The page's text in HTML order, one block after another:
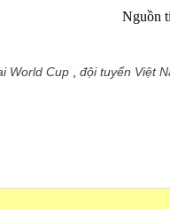
Nguồn
World Cup đội tuyển Việt